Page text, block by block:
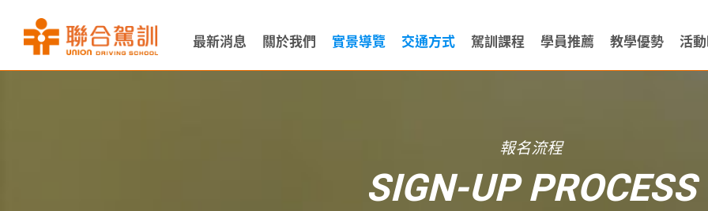
最新消息 關於我們 實景導覽 交通方式 駕訓課程 學員推薦 教學優勢 活
報名流程
SIGN-UP PROCESS